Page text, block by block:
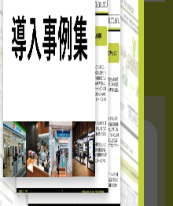
例をチェック！
例集をダウンロード